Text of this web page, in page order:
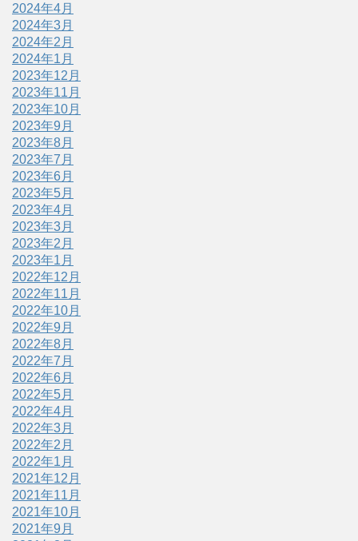
2024年4月
2024年3月
2024年2月
2024年1月
2023年12月
2023年11月
2023年10月
2023年9月
2023年8月
2023年7月
2023年6月
2023年5月
2023年4月
2023年3月
2023年2月
2023年1月
2022年12月
2022年11月
2022年10月
2022年9月
2022年8月
2022年7月
2022年6月
2022年5月
2022年4月
2022年3月
2022年2月
2022年1月
2021年12月
2021年11月
2021年10月
2021年9月